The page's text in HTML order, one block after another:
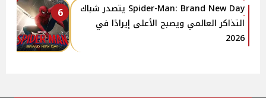
6
Spider-Man: Brand New Day يتصدر شباك
التذاكر العالمي ويصبح الأعلى إيرادًا في
2026